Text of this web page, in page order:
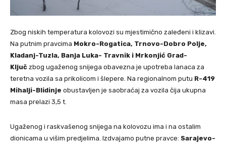
Zbog niskih temperatura kolovozi su mjestimično zaleđeni i klizavi.
Na putnim pravcima Mokro-Rogatica, Trnovo-Dobro Polje,
Kladanj-Tuzla, Banja Luka- Travnik i Mrkonjić Grad-
Ključ zbog ugaženog snijega obavezna je upotreba lanaca za
teretna vozila sa prikolicom i šlepere. Na regionalnom putu R-419
Mihalji-Blidinje obustavljen je saobraćaj za vozila čija ukupna
masa prelazi 3,5 t.
Ugaženog i raskvašenog snijega na kolovozu ima i na ostalim
dionicama u višim predjelima. Izdvajamo putne pravce: Sarajevo-